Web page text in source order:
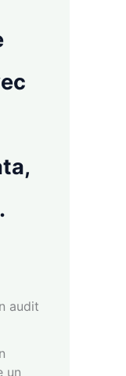
audit
un